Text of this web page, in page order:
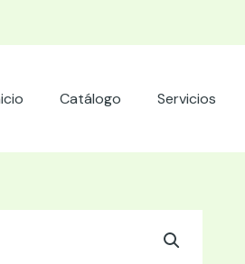
Catálogo Servicios